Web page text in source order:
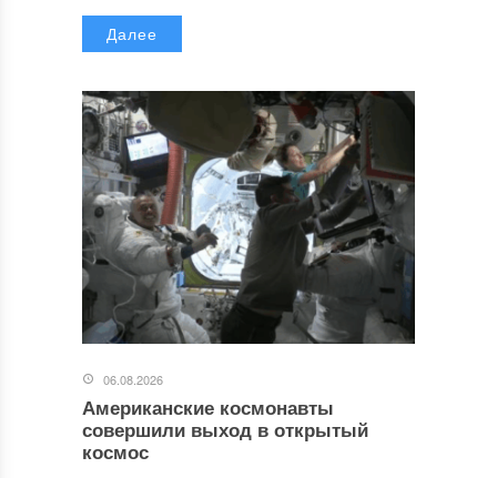
Далее
06.08.2026
Американские космонавты
совершили выход в открытый
космос